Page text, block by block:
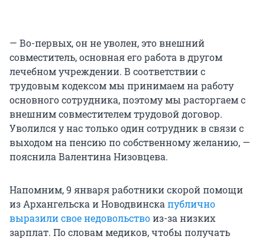
— Во-первых, он не уволен, это внешний
совместитель, основная его работа в другом
лечебном учреждении. В соответствии с
трудовым кодексом мы принимаем на работу
основного сотрудника, поэтому мы расторгаем с
внешним совместителем трудовой договор.
Уволился у нас только один сотрудник в связи с
выходом на пенсию по собственному желанию, —
пояснила Валентина Низовцева.
Напомним, 9 января работники скорой помощи
из Архангельска и Новодвинска публично
выразили свое недовольствоиз-за низких
зарплат. По словам медиков, чтобы получать